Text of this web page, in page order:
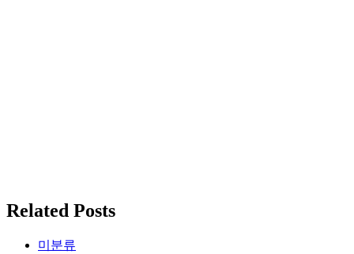
Related Posts
미분류